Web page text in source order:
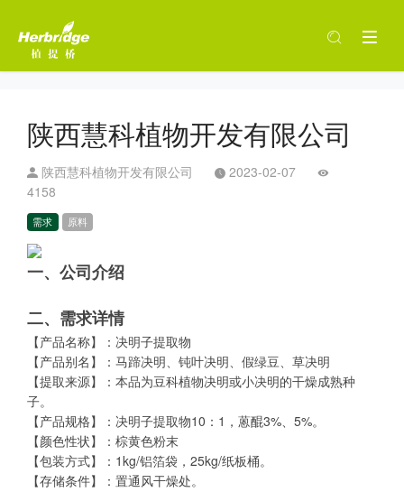
陕西慧科植物开发有限公司
陕西慧科植物开发有限公司
2023-02-07
4158
需求 原料
一、公司介绍
二、需求详情
【产品名称】：决明子提取物
【产品别名】：马蹄决明、钝叶决明、假绿豆、草决明
【提取来源】：本品为豆科植物决明或小决明的干燥成熟种
子。
【产品规格】：决明子提取物10：1，蒽醌3%、5%。
【颜色性状】：棕黄色粉末
【包装方式】：1kg/铝箔袋，25kg/纸板桶。
【存储条件】：置通风干燥处。